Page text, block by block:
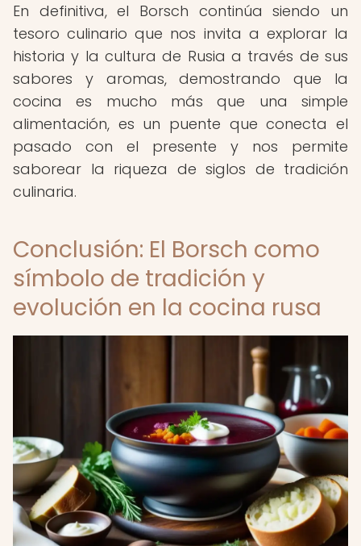
En definitiva, el Borsch continúa siendo un
tesoro culinario que nos invita a explorar la
historia y la cultura de Rusia a través de sus
sabores y aromas, demostrando que la
cocina es mucho más que una simple
alimentación, es un puente que conecta el
pasado con el presente y nos permite
saborear la riqueza de siglos de tradición
culinaria.
Conclusión: El Borsch como
símbolo de tradición y
evolución en la cocina rusa